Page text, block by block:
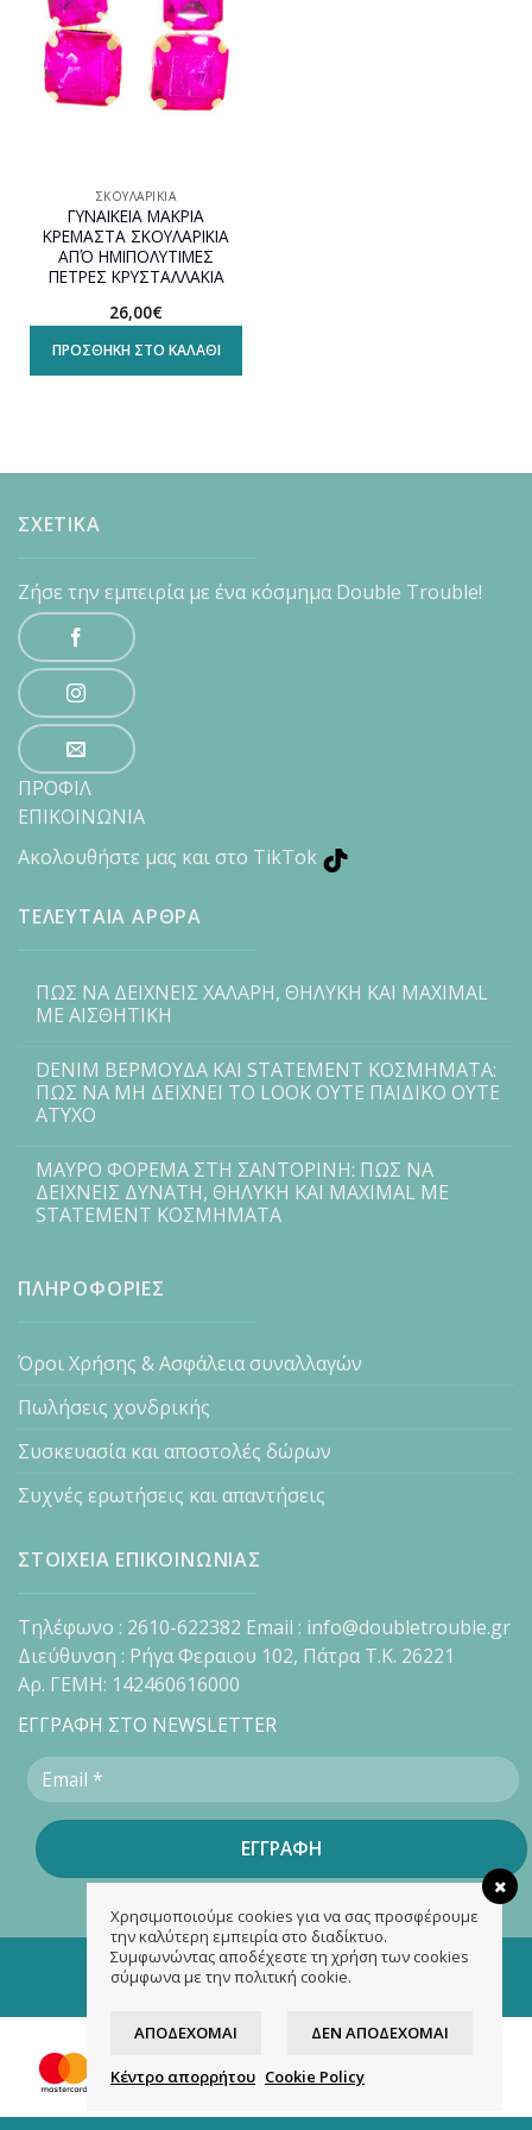
ΣΚΟΥΛΑΡΊΚΙΑ
ΓΥΝΑΙΚΕΙΑ ΜΑΚΡΙΑ
ΚΡΕΜΑΣΤΑ ΣΚΟΥΛΑΡΙΚΙΑ
ΑΠΌ ΗΜΙΠΟΛΥΤΙΜΕΣ
ΠΕΤΡΕΣ ΚΡΥΣΤΑΛΛΑΚΙΑ
26,00€
ΠΡΟΣΘΉΚΗ ΣΤΟ ΚΑΛΆΘΙ
ΣΧΕΤΙΚΑ
Ζήσε την εμπειρία με ένα κόσμημα Double Trouble!
ΠΡΟΦΙΛ
ΕΠΙΚΟΙΝΩΝΙΑ
Ακολουθήστε μας και στο TikTok
ΤΕΛΕΥΤΑΙΑ ΑΡΘΡΑ
ΠΩΣ ΝΑ ΔΕΙΧΝΕΙΣ ΧΑΛΑΡΗ, ΘΗΛΥΚΗ ΚΑΙ MAXIMAL
ΜΕ ΑΙΣΘΗΤΙΚΗ
DENIM ΒΕΡΜΟΥΔΑ ΚΑΙ STATEMENT ΚΟΣΜΗΜΑΤΑ:
ΠΩΣ ΝΑ ΜΗ ΔΕΙΧΝΕΙ ΤΟ LOOK ΟΥΤΕ ΠΑΙΔΙΚΟ ΟΥΤΕ
ΑΤΥΧΟ
ΜΑΥΡΟ ΦΟΡΕΜΑ ΣΤΗ ΣΑΝΤΟΡΙΝΗ: ΠΩΣ ΝΑ
ΔΕΙΧΝΕΙΣ ΔΥΝΑΤΗ, ΘΗΛΥΚΗ ΚΑΙ MAXIMAL ΜΕ
STATEMENT ΚΟΣΜΗΜΑΤΑ
ΠΛΗΡΟΦΟΡΙΕΣ
Όροι Χρήσης & Ασφάλεια συναλλαγών
Πωλήσεις χονδρικής
Συσκευασία και αποστολές δώρων
Συχνές ερωτήσεις και απαντήσεις
ΣΤΟΙΧΕΙΑ ΕΠΙΚΟΙΝΩΝΙΑΣ
Τηλέφωνο : 2610-622382 Email : info@doubletrouble.gr
Διεύθυνση : Ρήγα Φεραιου 102, Πάτρα Τ.Κ. 26221
Αρ. ΓΕΜΗ: 142460616000
ΕΓΓΡΑΦΗ ΣΤΟ NEWSLETTER
Copyright 2026 ©doubletrouble.gr
Designed & developed by
Χρησιμοποιούμε cookies για να σας προσφέρουμε
την καλύτερη εμπειρία στο διαδίκτυο.
Συμφωνώντας αποδέχεστε τη χρήση των cookies
σύμφωνα με την πολιτική cookie.
ΑΠΟΔΈΧΟΜΑΙ ΔΕΝ ΑΠΟΔΈΧΟΜΑΙ
Κέντρο απορρήτου Cookie Policy